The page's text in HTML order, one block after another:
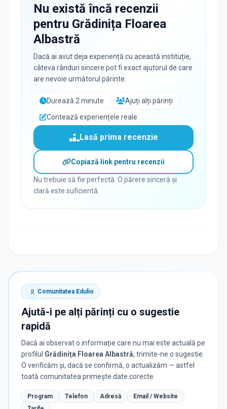
Nu există încă recenzii
pentru Grădinița Floarea
Albastră
Dacă ai avut deja experiență cu această instituție,
câteva rânduri sincere pot fi exact ajutorul de care
are nevoie următorul părinte.
Durează 2 minute
Ajuți alți părinți
Contează experiențele reale
Lasă prima recenzie
Copiază link pentru recenzii
Nu trebuie să fie perfectă. O părere sinceră și
clară este suficientă.
Comunitatea Edulio
Ajută-i pe alți părinți cu o sugestie
rapidă
Dacă ai observat o informație care nu mai este actuală pe
profilul Grădinița Floarea Albastră, trimite-ne o sugestie.
O verificăm și, dacă se confirmă, o actualizăm — astfel
toată comunitatea primește date corecte.
Program Telefon Adresă
Email / Website